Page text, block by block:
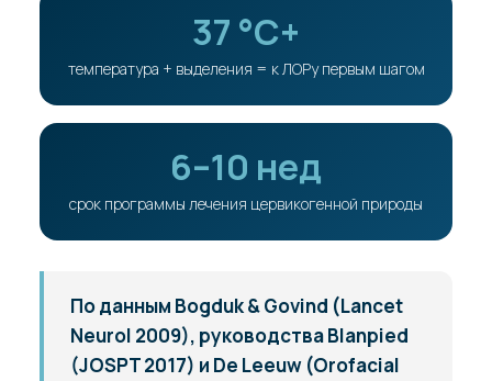
37 °C+
температура + выделения = к ЛОРу первым шагом
6–10 нед
срок программы лечения цервикогенной природы
По данным Bogduk & Govind (Lancet
Neurol 2009), руководства Blanpied
(JOSPT 2017) и De Leeuw (Orofacial